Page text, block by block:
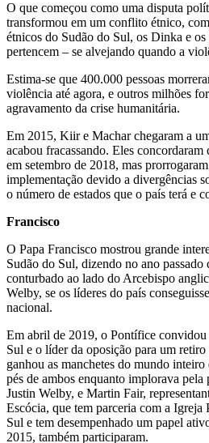
O que começou como uma disputa
transformou em um conflito étnico,
étnicos do Sudão do Sul, os Dinka e
pertencem – se alvejando quando a
Estima-se que 400.000 pessoas
violência até agora, e outros milhões
agravamento da crise humanitária.
Em 2015, Kiir e Machar chegaram a
acabou fracassando. Eles
em setembro de 2018, mas
implementação devido a divergências
o número de estados que o país terá e
Francisco
O Papa Francisco mostrou grande
Sudão do Sul, dizendo no ano passado
conturbado ao lado do Arcebispo
Welby, se os líderes do país
nacional.
Em abril de 2019, o Pontífice convidou
Sul e o líder da oposição para um
ganhou as manchetes do mundo
pés de ambos enquanto implorava
Justin Welby, e Martin Fair,
Escócia, que tem parceria com a Igreja
Sul e tem desempenhado um papel
2015, também participaram.